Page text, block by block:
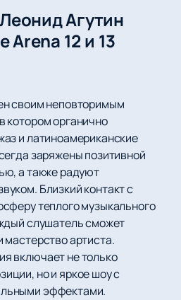
Агутин
Arena 12 и 13
своим неповторимым
котором органично
и латиноамериканские
заряжены позитивной
а также радуют
Близкий контакт с
теплого музыкального
слушатель сможет
мастерство артиста.
включает не только
но и яркое шоу с
эффектами.